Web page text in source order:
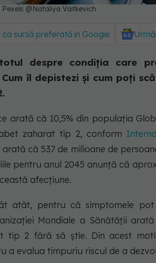
@Nataliya Vaitkevich
sursă preferată în Google
totul despre condiția care
îl depistezi și cum poți
arată că 10,5% din populația
zaharat tip 2, conform
că 537 de milioane de
pentru anul 2045 anunță că
afecțiune.
atât, pentru că simptomele
Mondiale a Sănătății
tip 2 fără să știe. Din acest
a evalua timpuriu riscul de a